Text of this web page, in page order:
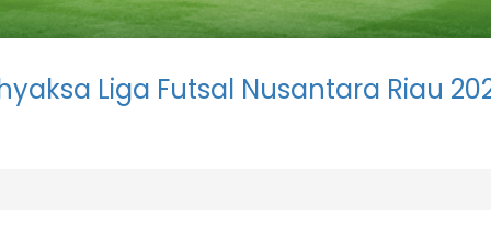
Liga Futsal Nusantara Riau